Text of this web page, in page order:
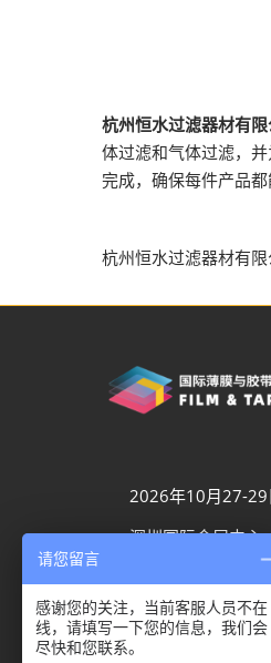
杭州恒水过滤器材有限
体过滤和气体过滤，
完成，确保每件产品
杭州恒水过滤器材有
2026年10月27-29
深圳国际会展中心
021-2231 7259
隐私选项
请您留言
感谢您的关注，当前客服人员不在
线，请填写一下您的信息，我们会
尽快和您联系。